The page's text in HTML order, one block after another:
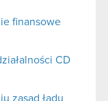
finansowe
CD
zasad ładu